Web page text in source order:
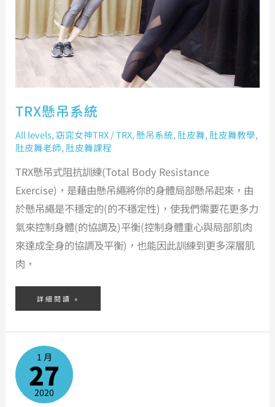
TRX懸吊系統
All levels, 窈窕女神TRX/TRX,懸吊系統, 肚皮舞, 肚皮舞教學,
肚皮舞老師, 肚皮舞課程
TRX懸吊式阻抗訓練(Total Body Resistance
Exercise)，是藉由懸吊繩將你的身體局部懸吊起來，由
於懸吊繩是不穩定的(的不穩定性)，使我們需要花更多力
氣來控制身體(的協調及)平衡(控制身體重心與局部肌肉
來達成全身的協調及平衡)，也能因此訓練到更多深層肌
肉，
詳細閱讀 »
1 月
27
2020
舞
團
訓
練
班